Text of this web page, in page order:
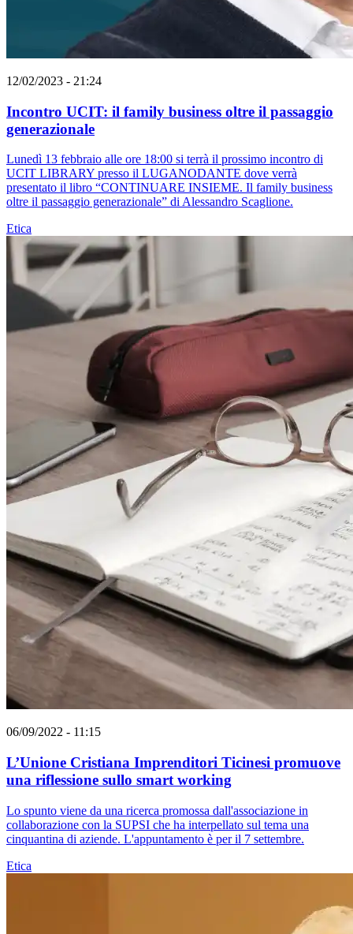
12/02/2023 - 21:24
Incontro UCIT: il family business oltre il passaggio
generazionale
Lunedì 13 febbraio alle ore 18:00 si terrà il prossimo incontro di
UCIT LIBRARY presso il LUGANODANTE dove verrà
presentato il libro “CONTINUARE INSIEME. Il family business
oltre il passaggio generazionale” di Alessandro Scaglione.
Etica
06/09/2022 - 11:15
L’Unione Cristiana Imprenditori Ticinesi promuove
una riflessione sullo smart working
Lo spunto viene da una ricerca promossa dall'associazione in
collaborazione con la SUPSI che ha interpellato sul tema una
cinquantina di aziende. L'appuntamento è per il 7 settembre.
Etica